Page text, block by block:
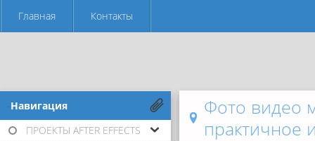
Главная Контакты
-Навигация
ПРОЕКТЫ AFTER EFFECTS
Фото видео
практичное